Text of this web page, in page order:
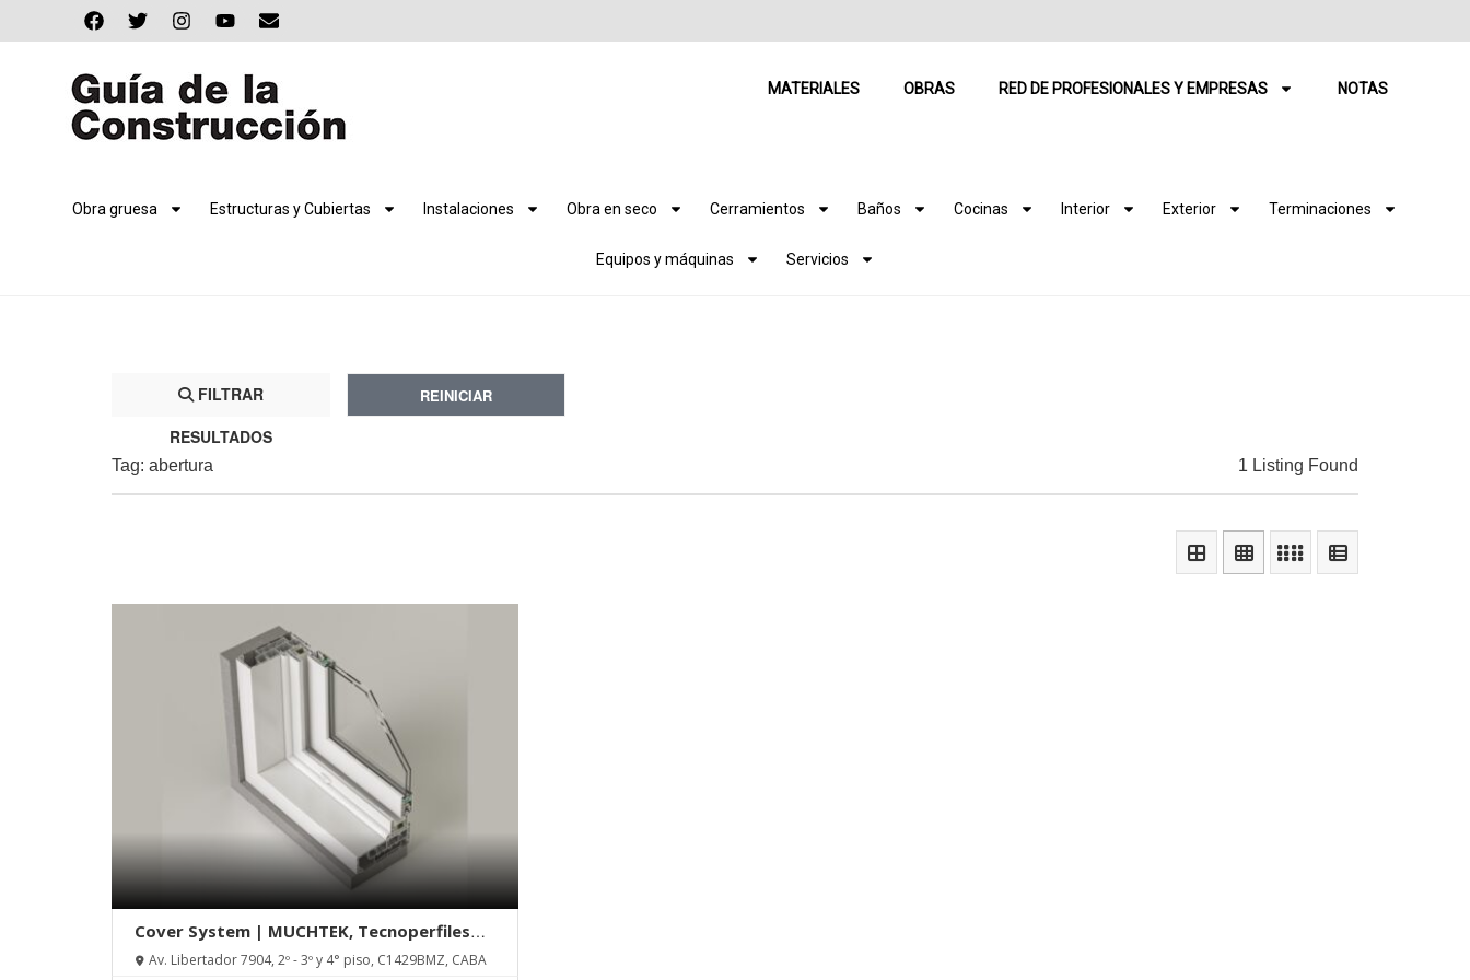
MATERIALES OBRAS RED DE PROFESIONALES Y EMPRESAS NOTAS
Obra gruesa Estructuras y Cubiertas Instalaciones Obra en seco Cerramientos Baños Cocinas Interior Exterior Terminaciones
Equipos y máquinas Servicios
FILTRAR
RESULTADOS
REINICIAR
Tag: abertura 1 Listing Found
Cover System | MUCHTEK, Tecnoperfiles
Group
Av. Libertador 7904, 2º - 3º y 4° piso, C1429BMZ, CABA